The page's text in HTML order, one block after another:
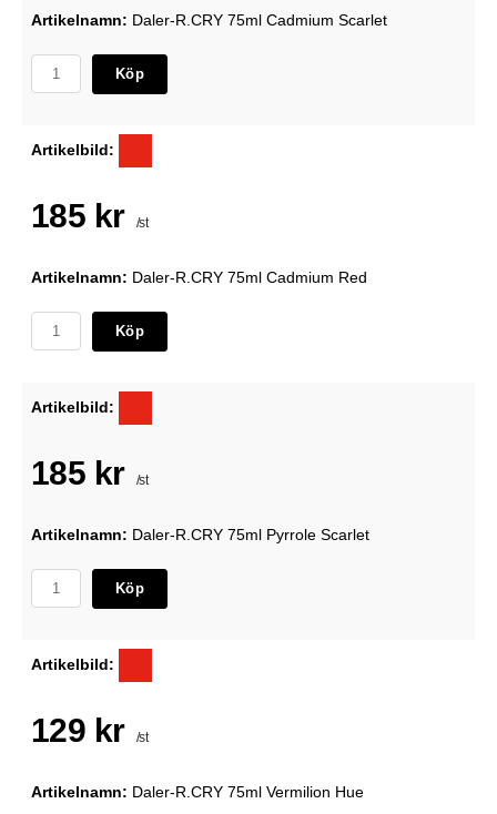
Artikelnamn: Daler-R.CRY 75ml Cadmium Scarlet
Köp
Artikelbild:
185 kr /st
Artikelnamn: Daler-R.CRY 75ml Cadmium Red
Köp
Artikelbild:
185 kr /st
Artikelnamn: Daler-R.CRY 75ml Pyrrole Scarlet
Köp
Artikelbild:
129 kr /st
Artikelnamn: Daler-R.CRY 75ml Vermilion Hue